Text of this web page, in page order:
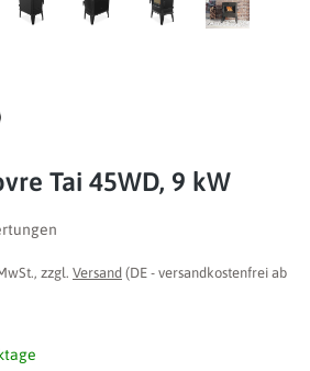
Tai 45WD, 9 kW
von 0 von 5 Sternen
zzgl. Versand (DE - versandkostenfrei ab